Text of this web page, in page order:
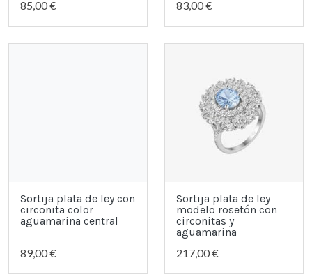
85,00 € 83,00 €
Sortija plata de ley con
circonita color
aguamarina central
89,00 €
Sortija plata de ley
modelo rosetón con
circonitas y
aguamarina
217,00 €